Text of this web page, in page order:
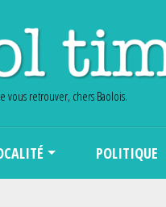
vous retrouver, chers Baolois.
POLITIQUE